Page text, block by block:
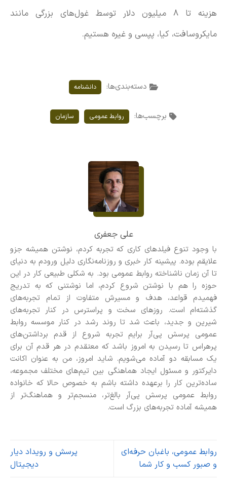
هزینه تا ۸ میلیون دلار توسط غول‌های بزرگی مانند
مایکروسافت، کیا، پپسی و غیره هستیم.
دسته‌بندی‌ها: دانشنامه
برچسب‌ها: روابط عمومی سازمان
علی جعفری
با وجود تنوع فیلدهای کاری که تجربه کردم، نوشتن همیشه جزو
علایقم بوده. پیشینه کار خبری و روزنامه‌نگاری دلیل ورودم به دنیای
تا آن زمان ناشناخته روابط عمومی بود. به شکلی طبیعی کار در این
حوزه‌ را هم با نوشتن شروع کردم، اما نوشتنی که به تدریج
فهمیدم قواعد، هدف و مسیرش متفاوت از تمام تجربه‌های
گذشته‌ام است. روزهای سخت و پراسترس در کنار تجربه‌های
شیرین و جدید، باعث شد تا روند رشد در کنار موسسه روابط
عمومی پرسش پی‌آر برایم تجربه شروع از قدم برداشتن‌های
پرهراس تا رسیدن به امروز باشد که معتقدم در هر قدم آن برای
یک مسابقه دو آماده می‌شویم. شاید امروز، من به عنوان اکانت
دایرکتور و مسئول ایجاد هماهنگی بین تیم‌های مختلف مجموعه،
ساده‌ترین کار را برعهده داشته باشم به خصوص حالا که خانواده
روابط عمومی پرسش پی‌آر بالغ‌تر، منسجم‌تر و هماهنگ‌تر از
همیشه آماده تجربه‌های بزرگ است.
روابط عمومی، باغبان حرفه‌ای
و صبور کسب‌ و کار شما
پرسش و رویداد دیار
دیجیتال